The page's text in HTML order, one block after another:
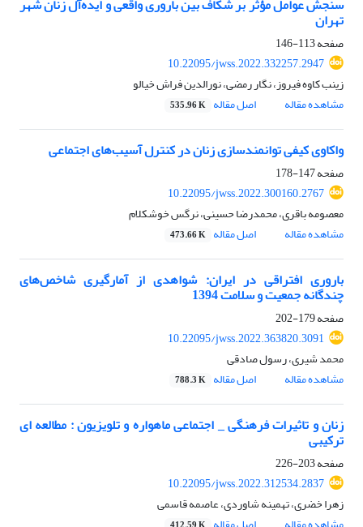
سنجش عوامل مؤثر بر شکاف بین باروری واقعی و ایده‌آل زنان شهر
تهران
صفحه113-146
10.22095/jwss.2022.332257.2947
زینب کاوه فیروز، نگار رمضی، نورالدین فراش خیالو
مشاهده مقاله
اصل مقاله 535.96 K
واکاوی کیفی توانمندسازی زنان در کنترل آسیب‌های اجتماعی
صفحه147-178
10.22095/jwss.2022.300160.2767
معصومه باقری، محمدرضا حسینی، نرگس خوشکلام
مشاهده مقاله
اصل مقاله 473.66 K
باروری افتراقی در ایران: شواهدی از آمارگیری شاخص‌های
چندگانه جمعیت و سلامت 1394
صفحه179-202
10.22095/jwss.2022.363820.3091
محمد شیری، رسول صادقی
مشاهده مقاله
اصل مقاله 788.3 K
زنان و تاثیرات فرهنگی _ اجتماعی ماهواره و تلویزیون : مطالعه ای
ترکیبی
صفحه203-226
10.22095/jwss.2022.312534.2837
زهرا خضری، تهمینه شاوردی، عاصمه قاسمی